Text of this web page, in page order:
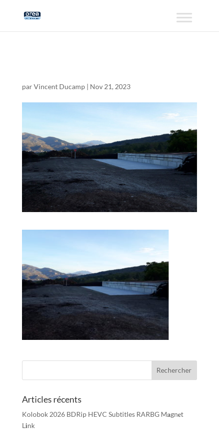
parVincent Ducamp| Nov 21, 2023
Articles récents
Kolobok 2026 BDRip HEVC Subtitles RARBG M𝐚gn𝐞t
L𝐢nk